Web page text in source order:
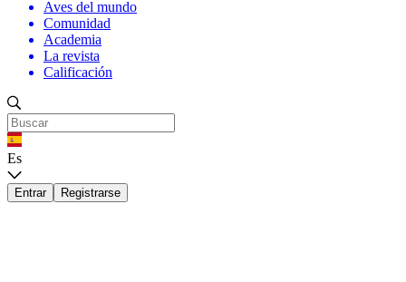
Aves del mundo
Comunidad
Academia
La revista
Calificación
Es
Entrar Registrarse